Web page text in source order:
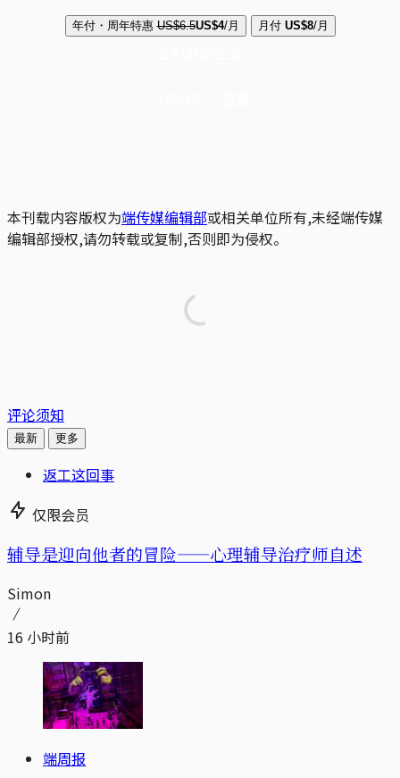
年付・周年特惠 US$6.5US$4/月 月付 US$8/月
本刊载内容版权为端传媒编辑部或相关单位所有,未经端传媒
编辑部授权,请勿转载或复制,否则即为侵权。
评论须知
最新 更多
返工这回事
仅限会员
辅导是迎向他者的冒险——心理辅导治疗师自述
Simon
16 小时前
端周报